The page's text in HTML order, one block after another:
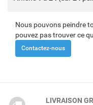
Nous pouvons peindre
pouvez pas trouver ce
Contactez-nous
LIVRAISON